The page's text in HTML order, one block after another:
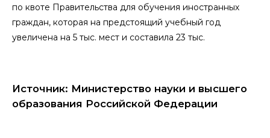
по квоте Правительства для обучения иностранных
граждан, которая на предстоящий учебный год
увеличена на 5 тыс. мест и составила 23 тыс.
Источник: Министерство науки и высшего
образования Российской Федерации